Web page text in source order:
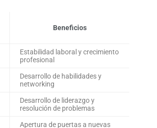
Beneficios
Estabilidad laboral y crecimiento
profesional
Desarrollo de habilidades y
networking
Desarrollo de liderazgo y
resolución de problemas
Apertura de puertas a nuevas